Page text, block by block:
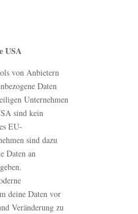
USA
von Anbietern
Daten
Unternehmen
sind kein
EU-
sind dazu
Daten an
deine Daten vor
Veränderung zu